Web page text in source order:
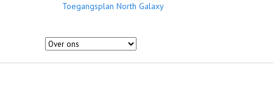
Toegangsplan North Galaxy